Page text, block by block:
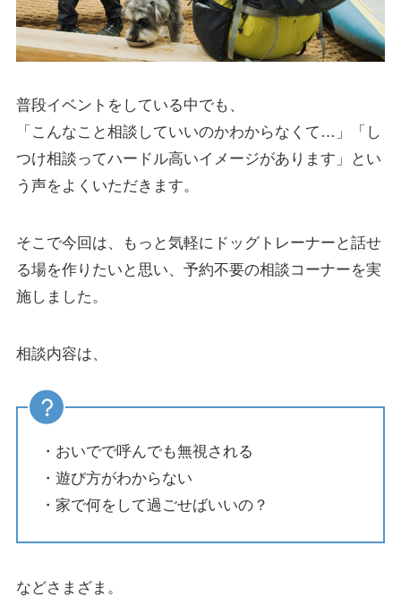
普段イベントをしている中でも、
「こんなこと相談していいのかわからなくて…」「し
つけ相談ってハードル高いイメージがあります」とい
う声をよくいただきます。
そこで今回は、もっと気軽にドッグトレーナーと話せ
る場を作りたいと思い、予約不要の相談コーナーを実
施しました。
相談内容は、
・おいでで呼んでも無視される
・遊び方がわからない
・家で何をして過ごせばいいの？
などさまざま。